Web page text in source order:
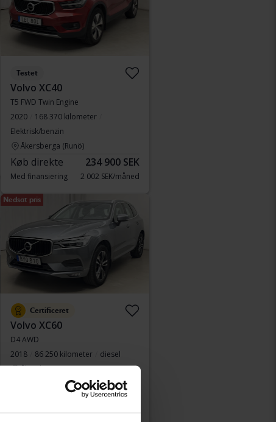
Testet
Volvo XC40
T5 FWD Twin Engine
2020
168 370 kilometer
Elektrisk/benzin
Åkersberga (Runö)
Køb direkte 234 900 SEK
Med finansiering 2 002 SEK/måned
Nedsat pris
Certificeret
Volvo XC60
D4 AWD
2018
86 250 kilometer
diesel
Åkersberga (Runö)
289 800 SEK
291 900 SEK